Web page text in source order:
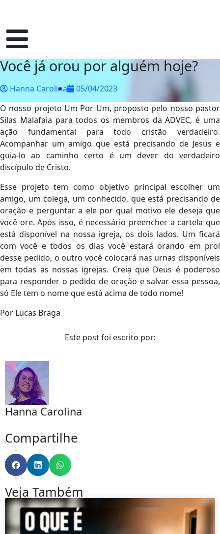
Você já orou por alguém hoje?
Hanna Carolina
05/04/2023
O nosso projeto Um Por Um, proposto pelo nosso pastor
Silas Malafaia para todos os membros da ADVEC, é uma
ação fundamental para todo cristão verdadeiro.
Acompanhar um amigo que está precisando de Jesus e
guia-lo ao caminho certo é um dever do verdadeiro
discípulo de Cristo.
Esse projeto tem como objetivo principal escolher um
amigo, um colega, um conhecido, que está precisando de
oração e perguntar a ele por qual motivo ele deseja que
você ore. Após isso, é necessário preencher a cartela que
está disponível na nossa igreja, os dois lados. Um ficará
com você e todos os dias você estará orando em prol
desse pedido, o outro você colocará nas urnas disponíveis
em todas as nossas igrejas. Creia que Deus é poderoso
para responder o pedido de oração e salvar essa pessoa,
só Ele tem o nome que está acima de todo nome!
Por Lucas Braga
Este post foi escrito por:
Hanna Carolina
Compartilhe
Veja Também